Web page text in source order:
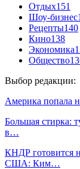
Отдых151
Шоу-бизнес
Рецепты140
Кино138
Экономика
Общество
Выбор редакции:
Америка попала
Большая стирка:
в…
КНДР готовится
США: Ким…